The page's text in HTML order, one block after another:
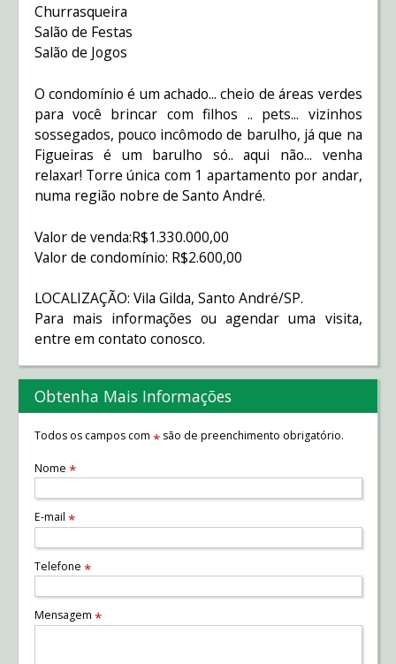
Churrasqueira
Salão de Festas
Salão de Jogos
O condomínio é um achado... cheio de áreas verdes
para você brincar com filhos .. pets... vizinhos
sossegados, pouco incômodo de barulho, já que na
Figueiras é um barulho só.. aqui não... venha
relaxar! Torre única com 1 apartamento por andar,
numa região nobre de Santo André.
Valor de venda:R$1.330.000,00
Valor de condomínio: R$2.600,00
LOCALIZAÇÃO: Vila Gilda, Santo André/SP.
Para mais informações ou agendar uma visita,
entre em contato conosco.
Obtenha Mais Informações
Todos os campos com *são de preenchimento obrigatório.
Nome *
E-mail *
Telefone *
Mensagem *